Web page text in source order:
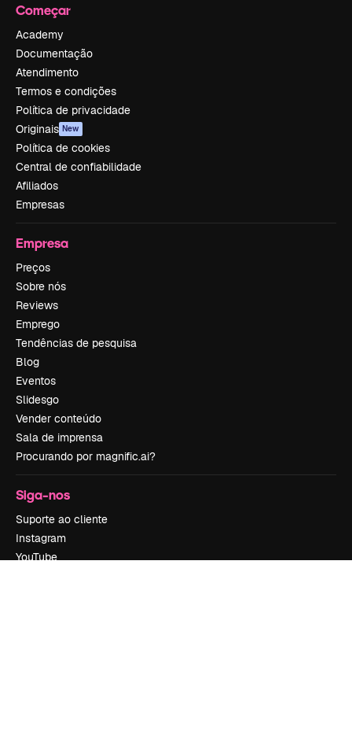
Começar
Academy
Documentação
Atendimento
Termos e condições
Política de privacidade
Originais New
Política de cookies
Central de confiabilidade
Afiliados
Empresas
Empresa
Preços
Sobre nós
Reviews
Emprego
Tendências de pesquisa
Blog
Eventos
Slidesgo
Vender conteúdo
Sala de imprensa
Procurando por magnific.ai?
Siga-nos
Suporte ao cliente
Instagram
YouTube